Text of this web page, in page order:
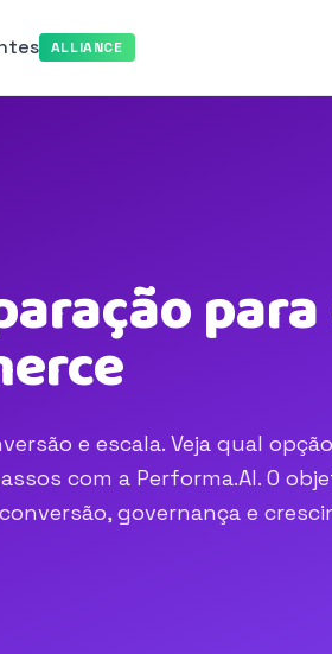
ALLIANCE
e escala. Veja qual
com a Performa.AI. O
governança e